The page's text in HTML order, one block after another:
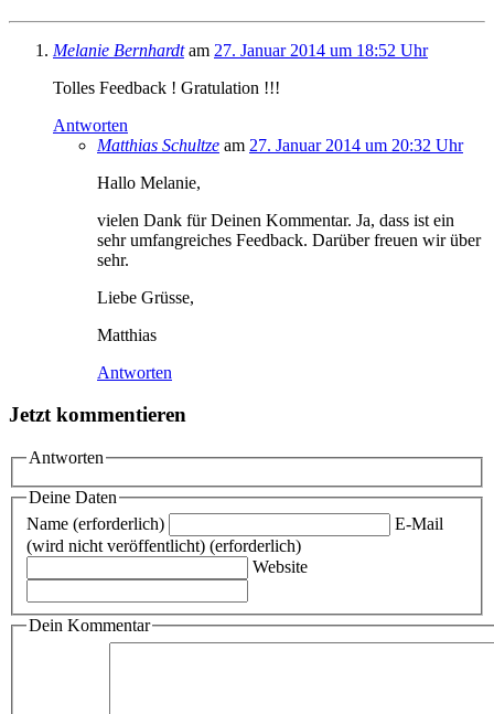
Melanie Bernhardt am 27. Januar 2014 um 18:52 Uhr
Tolles Feedback ! Gratulation !!!
Antworten
Matthias Schultze am 27. Januar 2014 um 20:32 Uhr
Hallo Melanie,
vielen Dank für Deinen Kommentar. Ja, dass ist ein
sehr umfangreiches Feedback. Darüber freuen wir über
sehr.
Liebe Grüsse,
Matthias
Antworten
Jetzt kommentieren
Antworten
Deine Daten
Name (erforderlich)
E-Mail
(wird nicht veröffentlicht) (erforderlich)
Website
Dein Kommentar